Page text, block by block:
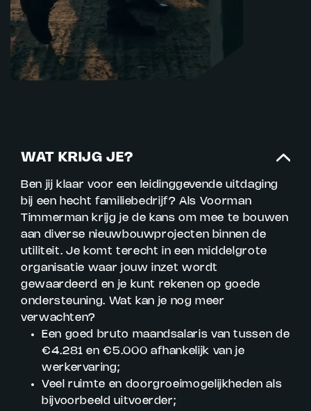
WAT KRIJG JE?
Ben jij klaar voor een leidinggevende uitdaging
bij een hecht familiebedrijf? Als Voorman
Timmerman krijg je de kans om mee te bouwen
aan diverse nieuwbouwprojecten binnen de
utiliteit. Je komt terecht in een middelgrote
organisatie waar jouw inzet wordt
gewaardeerd en je kunt rekenen op goede
ondersteuning. Wat kan je nog meer
verwachten?
Een goed bruto maandsalaris van tussen de
€4.281 en €5.000 afhankelijk van je
werkervaring;
Veel ruimte en doorgroeimogelijkheden als
bijvoorbeeld uitvoerder;